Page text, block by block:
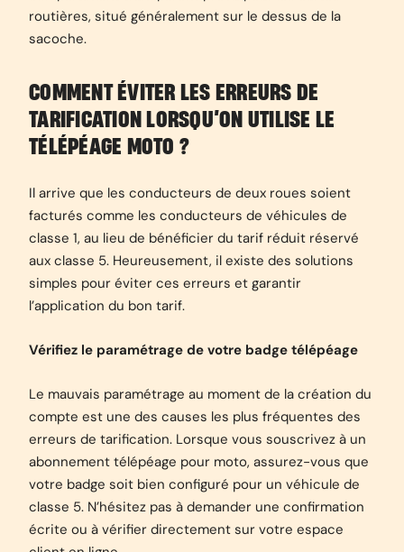
routières, situé généralement sur le dessus de la
sacoche.
COMMENT ÉVITER LES ERREURS DE
TARIFICATION LORSQU’ON UTILISE LE
TÉLÉPÉAGE MOTO ?
Il arrive que les conducteurs de deux roues soient
facturés comme les conducteurs de véhicules de
classe 1, au lieu de bénéficier du tarif réduit réservé
aux classe 5. Heureusement, il existe des solutions
simples pour éviter ces erreurs et garantir
l’application du bon tarif.
Vérifiez le paramétrage de votre badge télépéage
Le mauvais paramétrage au moment de la création du
compte est une des causes les plus fréquentes des
erreurs de tarification. Lorsque vous souscrivez à un
abonnement télépéage pour moto, assurez-vous que
votre badge soit bien configuré pour un véhicule de
classe 5. N’hésitez pas à demander une confirmation
écrite ou à vérifier directement sur votre espace